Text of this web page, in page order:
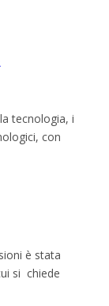
tecnologia, i
con
è stata
si chiede